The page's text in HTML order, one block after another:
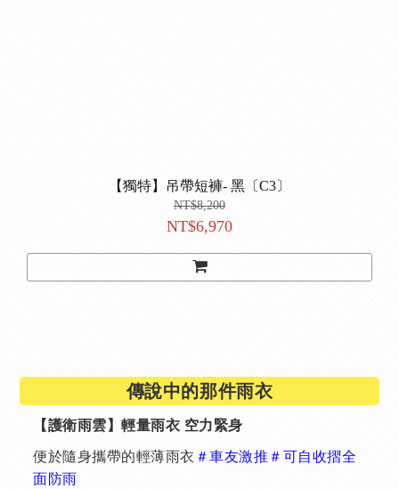
【獨特】吊帶短褲- 黑〔C3〕
NT$8,200
NT$6,970
傳說中的那件雨衣
【護衛雨雲】輕量雨衣 空力緊身
便於隨身攜帶的輕薄雨衣 ＃車友激推＃可自收摺全
面防雨